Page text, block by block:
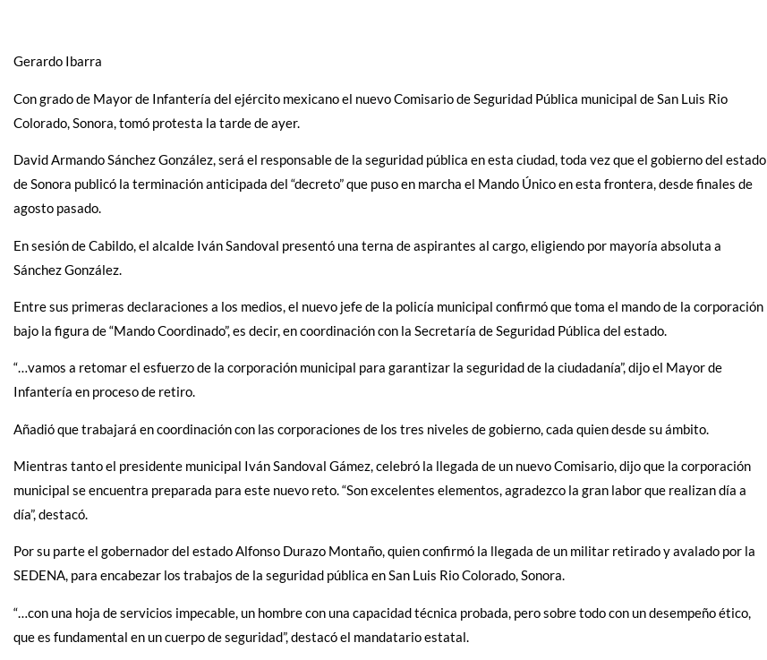
Gerardo Ibarra
Con grado de Mayor de Infantería del ejército mexicano el nuevo Comisario de Seguridad Pública municipal de San Luis Rio
Colorado, Sonora, tomó protesta la tarde de ayer.
David Armando Sánchez González, será el responsable de la seguridad pública en esta ciudad, toda vez que el gobierno del estado
de Sonora publicó la terminación anticipada del “decreto” que puso en marcha el Mando Único en esta frontera, desde finales de
agosto pasado.
En sesión de Cabildo, el alcalde Iván Sandoval presentó una terna de aspirantes al cargo, eligiendo por mayoría absoluta a
Sánchez González.
Entre sus primeras declaraciones a los medios, el nuevo jefe de la policía municipal confirmó que toma el mando de la corporación
bajo la figura de “Mando Coordinado”, es decir, en coordinación con la Secretaría de Seguridad Pública del estado.
“…vamos a retomar el esfuerzo de la corporación municipal para garantizar la seguridad de la ciudadanía”, dijo el Mayor de
Infantería en proceso de retiro.
Añadió que trabajará en coordinación con las corporaciones de los tres niveles de gobierno, cada quien desde su ámbito.
Mientras tanto el presidente municipal Iván Sandoval Gámez, celebró la llegada de un nuevo Comisario, dijo que la corporación
municipal se encuentra preparada para este nuevo reto. “Son excelentes elementos, agradezco la gran labor que realizan día a
día”, destacó.
Por su parte el gobernador del estado Alfonso Durazo Montaño, quien confirmó la llegada de un militar retirado y avalado por la
SEDENA, para encabezar los trabajos de la seguridad pública en San Luis Rio Colorado, Sonora.
“…con una hoja de servicios impecable, un hombre con una capacidad técnica probada, pero sobre todo con un desempeño ético,
que es fundamental en un cuerpo de seguridad”, destacó el mandatario estatal.